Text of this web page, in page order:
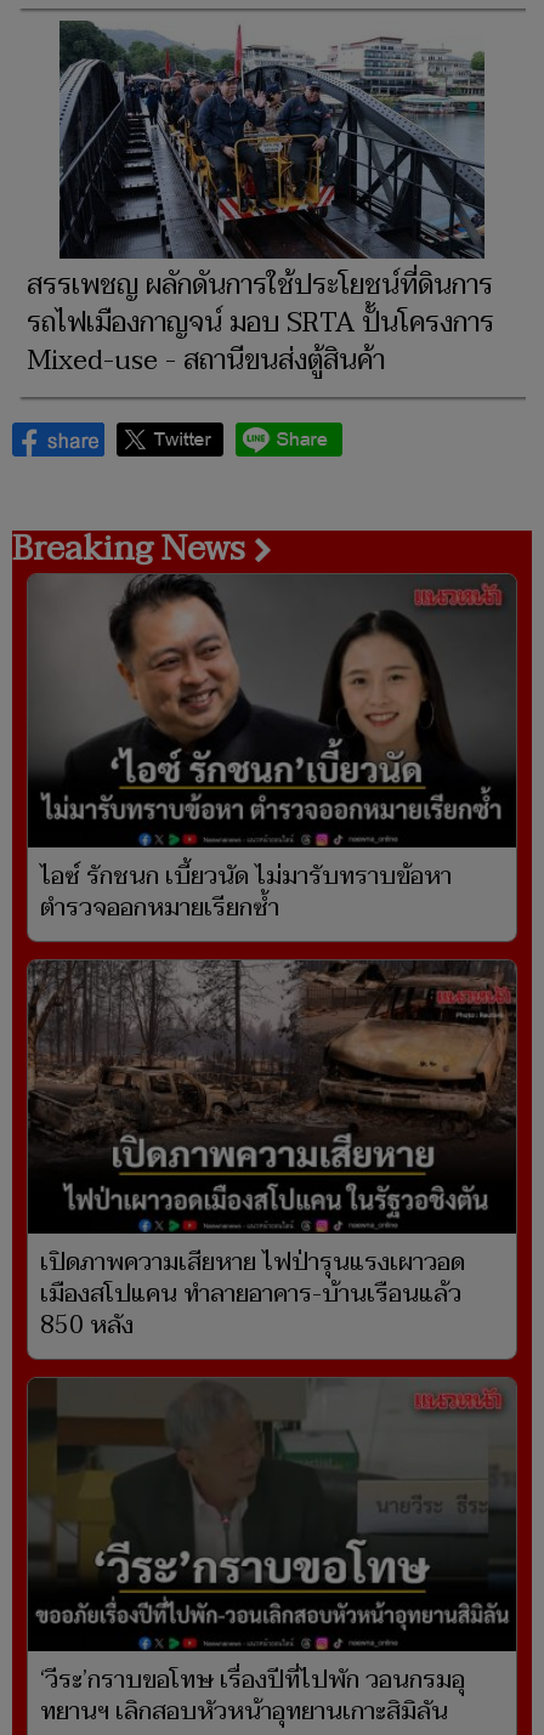
สรรเพชญ ผลักดันการใช้ประโยชน์ที่ดินการ
รถไฟเมืองกาญจน์ มอบ SRTA ปั้นโครงการ
Mixed-use - สถานีขนส่งตู้สินค้า
Breaking News
ไอซ์ รักชนก เบี้ยวนัด ไม่มารับทราบข้อหา
ตำรวจออกหมายเรียกซ้ำ
เปิดภาพความเสียหาย ไฟป่ารุนแรงเผาวอด
เมืองสโปแคน ทำลายอาคาร-บ้านเรือนแล้ว
850 หลัง
‘วีระ’กราบขอโทษ เรื่องปีที่ไปพัก วอนกรมอุ
ทยานฯ เลิกสอบหัวหน้าอุทยานเกาะสิมิลัน